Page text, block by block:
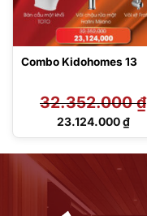
Combo Kidohomes 13
32.352.000₫
Giá
23.124.000₫
Giá